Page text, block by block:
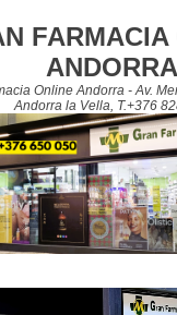
FARMACIA
ANDORRA
Online Andorra - Av.
Andorra la Vella, T.+376